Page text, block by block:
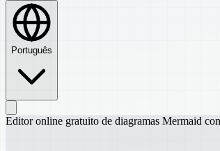
Português
Editor online gratuito de diagramas Mermaid